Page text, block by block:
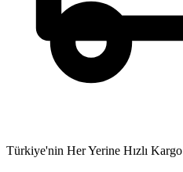
Türkiye'nin Her Yerine Hızlı Kargo